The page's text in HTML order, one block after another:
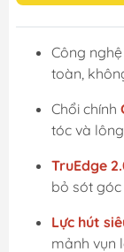
Công nghệ
toàn,
Chổi chính
tóc và
TruEdge
bỏ sót góc
Lực hút
mảnh vụn